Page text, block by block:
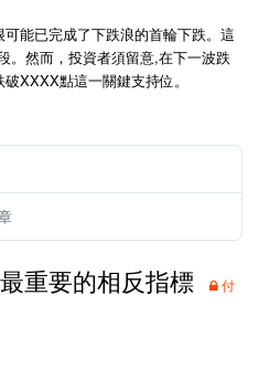
能已完成了下跌浪的首輪下跌。這
。然而，投資者須留意,在下一波跌
XXXX點這一關鍵支持位。
重要的相反指標
付